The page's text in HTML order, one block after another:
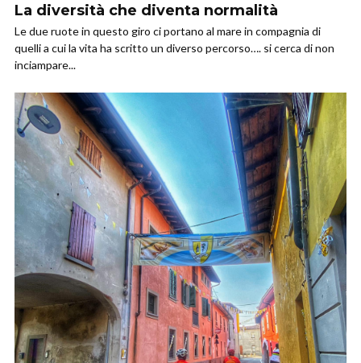
La diversità che diventa normalità
Le due ruote in questo giro ci portano al mare in compagnia di
quelli a cui la vita ha scritto un diverso percorso…. si cerca di non
inciampare...